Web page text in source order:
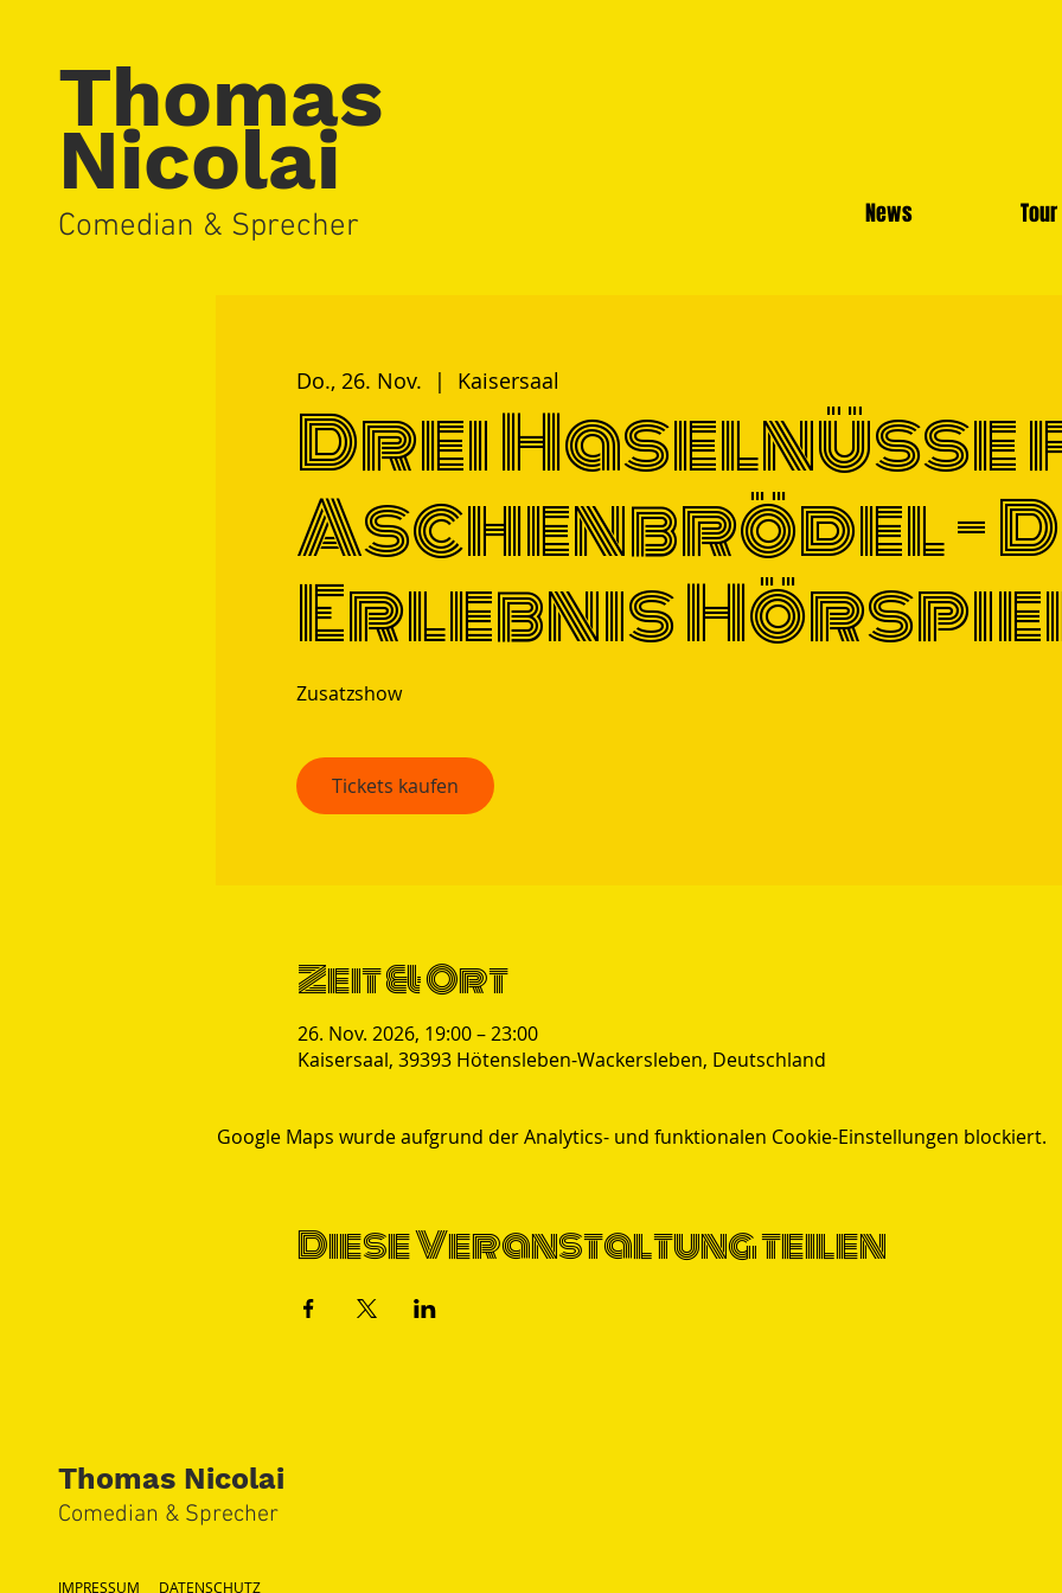
Thomas
Nicolai
Comedian & Sprecher News Tour
Do., 26. Nov.
  |
Kaisersaal
Drei
Aschenbrödel -
Erlebnis
Zusatzshow
Tickets kaufen
Zeit & Ort
26. Nov. 2026, 19:00 – 23:00
Kaisersaal, 39393 Hötensleben-Wackersleben, Deutschland
Google Maps wurde aufgrund der Analytics- und funktionalen Cookie-Einstellungen blockiert.
Diese Veranstaltung teilen
Thomas Nicolai
Comedian & Sprecher
IMPRESSUM DATENSCHUTZ